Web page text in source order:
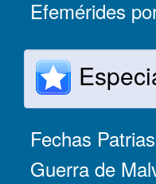
Efemérides
Fechas Patrias
Guerra de